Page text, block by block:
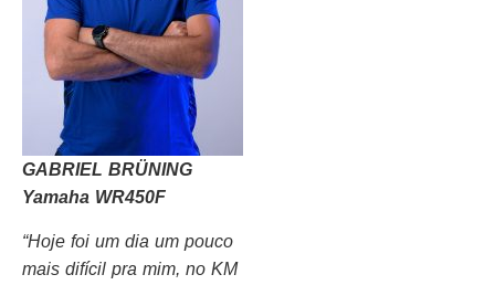
GABRIEL BRÜNING
Yamaha WR450F
“Hoje foi um dia um pouco
mais difícil pra mim, no KM